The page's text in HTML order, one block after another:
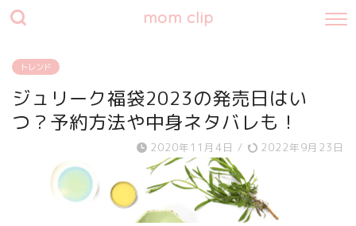
mom clip
トレンド
ジュリーク福袋2023の発売日はい
つ？予約方法や中身ネタバレも！
2020年11月4日 / 2022年9月23日